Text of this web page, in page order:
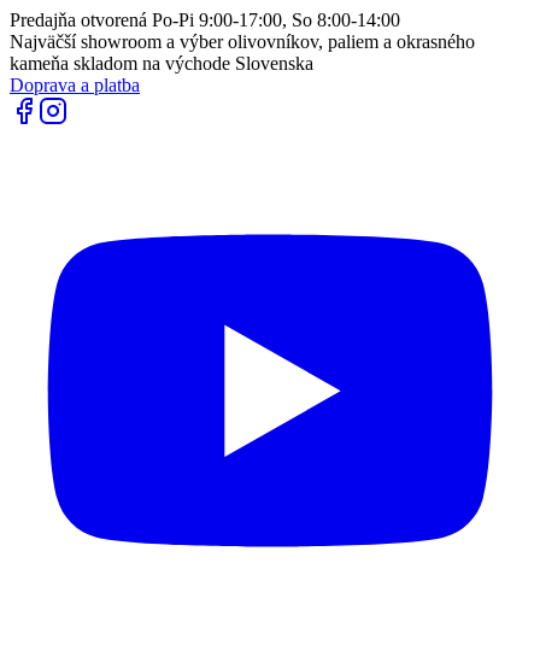
Predajňa otvorená Po-Pi 9:00-17:00, So 8:00-14:00
Najväčší showroom a výber olivovníkov, paliem a okrasného
kameňa skladom na východe Slovenska
Doprava a platba